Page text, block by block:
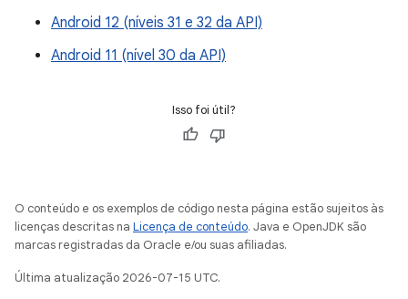
Android 12 (níveis 31 e 32 da API)
Android 11 (nível 30 da API)
Isso foi útil?
O conteúdo e os exemplos de código nesta página estão sujeitos às
licenças descritas na Licença de conteúdo. Java e OpenJDK são
marcas registradas da Oracle e/ou suas afiliadas.
Última atualização 2026-07-15 UTC.